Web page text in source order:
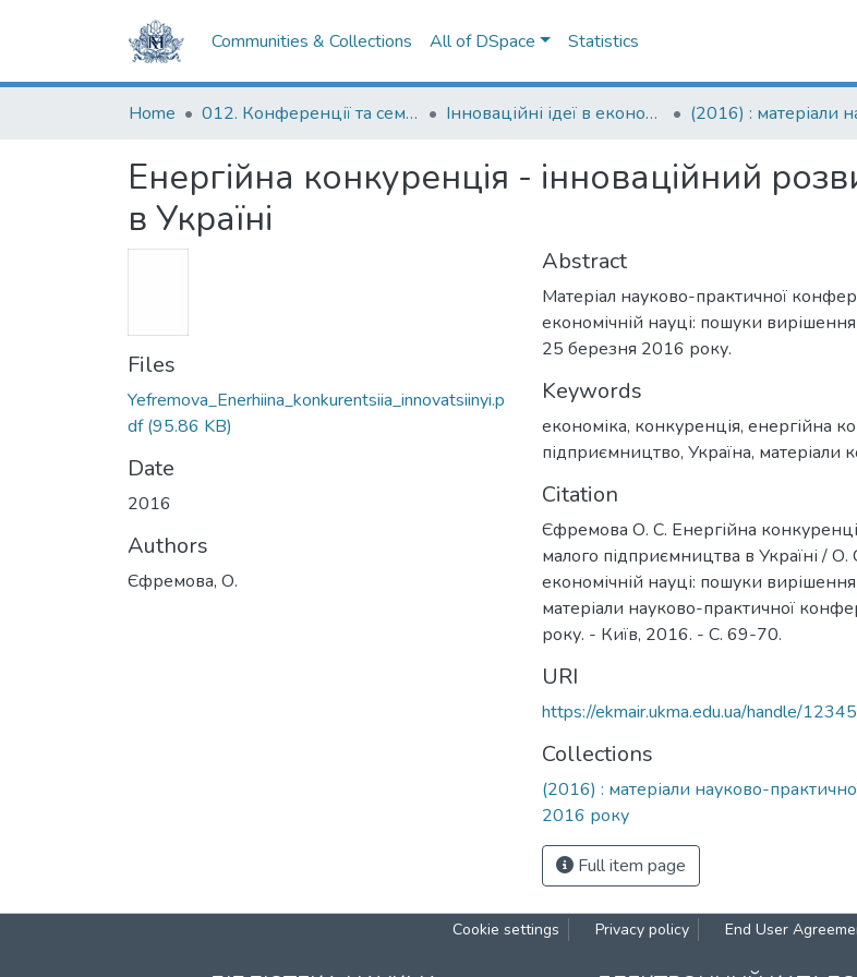
Communities & Collections All of DSpace Statistics
Home 012. Конференції та семінари НаУКМА Інноваційні ідеї в економічній науці: пошуки вирішення сучасних проблем: матеріали науково-практичної конференції
Енергійна конкуренція - інноваційний
в Україні
Files
Yefremova_Enerhiina_konkurentsiia_innovatsiinyi.p
df(95.86 KB)
Date
2016
Authors
Єфремова, О.
Abstract
Матеріал науково-практичної
економічній науці: пошуки
25 березня 2016 року.
Keywords
економіка, конкуренція, енергійна
підприємництво, Україна, матеріали
Citation
Єфремова О. С. Енергійна
малого підприємництва в Україні / О.
економічній науці: пошуки
матеріали науково-практичної
року. - Київ, 2016. - С. 69-70.
URI
https://ekmair.ukma.edu.ua/handle/
Collections
(2016) : матеріали науково-
2016 року
Full item page
Cookie settings Privacy policy End User